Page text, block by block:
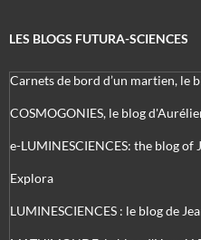
LES BLOGS FUTURA-SCIENCES
Carnets de bord d’un martien, le
COSMOGONIES, le blog
e-LUMINESCIENCES: the blog of
Explora
LUMINESCIENCES : le blog de